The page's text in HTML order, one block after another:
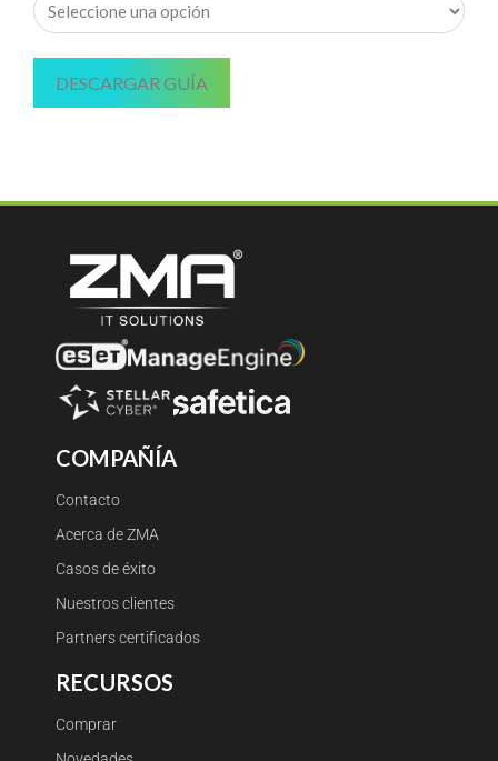
COMPAÑÍA
Contacto
Acerca de ZMA
Casos de éxito
Nuestros clientes
Partners certificados
RECURSOS
Comprar